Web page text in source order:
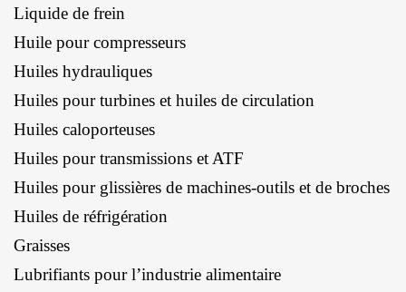
Liquide de frein
Huile pour compresseurs
Huiles hydrauliques
Huiles pour turbines et huiles de circulation
Huiles caloporteuses
Huiles pour transmissions et ATF
Huiles pour glissières de machines-outils et de broches
Huiles de réfrigération
Graisses
Lubrifiants pour l’industrie alimentaire